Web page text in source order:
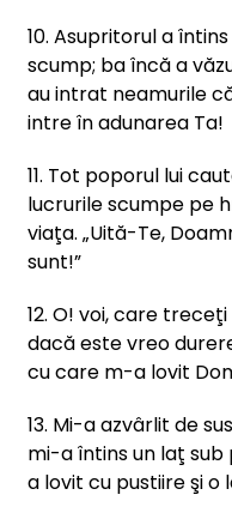
10. Asupritorul a
scump; ba încă a
au intrat neamurile
intre în adunarea Ta!
11. Tot poporul lui
lucrurile scumpe pe
viaţa. „Uită-Te,
sunt!”
12. O! voi, care
dacă este vreo
cu care m-a lovit
13. Mi-a azvârlit de
mi-a întins un laţ sub
a lovit cu pustiire şi o